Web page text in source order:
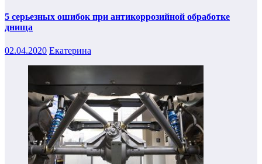
5 серьезных ошибок при антикоррозийной обработке
днища
02.04.2020 Екатерина